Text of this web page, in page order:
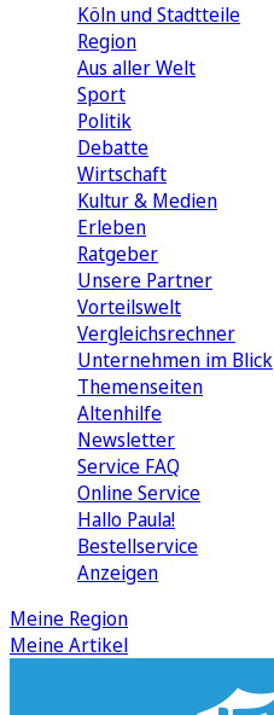
Köln und Stadtteile
Region
Aus aller Welt
Sport
Politik
Debatte
Wirtschaft
Kultur & Medien
Erleben
Ratgeber
Unsere Partner
Vorteilswelt
Vergleichsrechner
Unternehmen im Blick
Themenseiten
Altenhilfe
Newsletter
Service FAQ
Online Service
Hallo Paula!
Bestellservice
Anzeigen
Meine Region
Meine Artikel